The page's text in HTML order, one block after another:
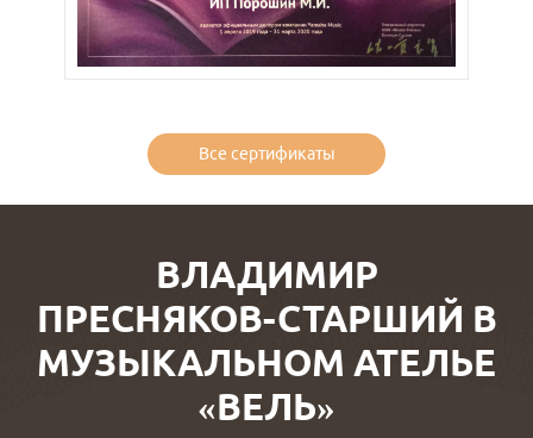
Все сертификаты
ВЛАДИМИР
ПРЕСНЯКОВ-СТАРШИЙ В
МУЗЫКАЛЬНОМ АТЕЛЬЕ
«ВЕЛЬ»